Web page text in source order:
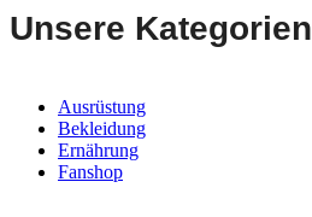
Unsere Kategorien
Ausrüstung
Bekleidung
Ernährung
Fanshop